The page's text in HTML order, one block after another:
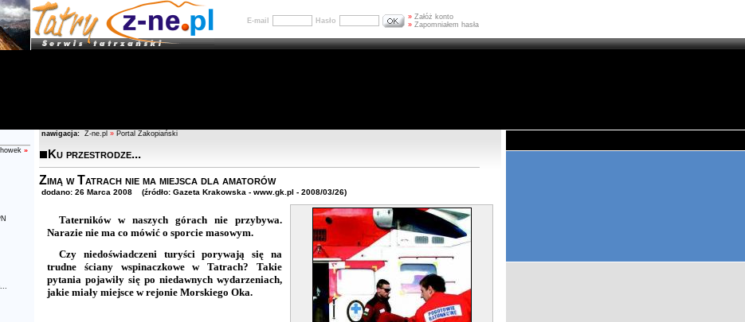
E-mail Hasło » Załóż konto
» Zapomniałem hasła
»
nawigacja: Z-ne.pl » Portal Zakopiański
Ku przestrodze...
Zimą w Tatrach nie ma miejsca dla amatorów
dodano: 26 Marca 2008 (źródło: Gazeta Krakowska - www.gk.pl - 2008/03/26)
Taterników w naszych górach nie przybywa.
Narazie nie ma co mówić o sporcie masowym.
Czy niedoświadczeni turyści porywają się na
trudne ściany wspinaczkowe w Tatrach? Takie
pytania pojawiły się po niedawnych wydarzeniach,
jakie miały miejsce w rejonie Morskiego Oka.